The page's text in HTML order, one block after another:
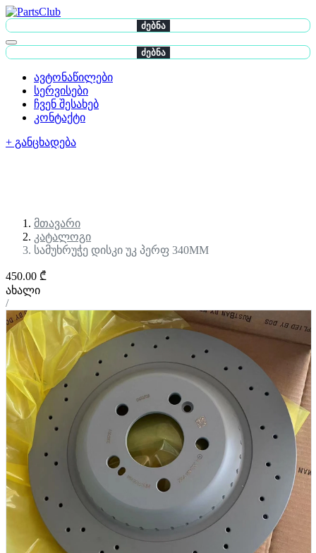
ძებნა
ძებნა
ავტონაწილები
სერვისები
ჩვენ შესახებ
კონტაქტი
+ განცხადება
მთავარი
კატალოგი
სამუხრუჭე დისკი უკ პერფ 340MM
450.00 ₾
ახალი
/